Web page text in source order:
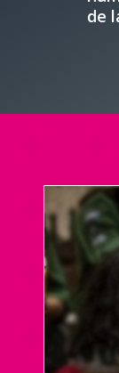
de